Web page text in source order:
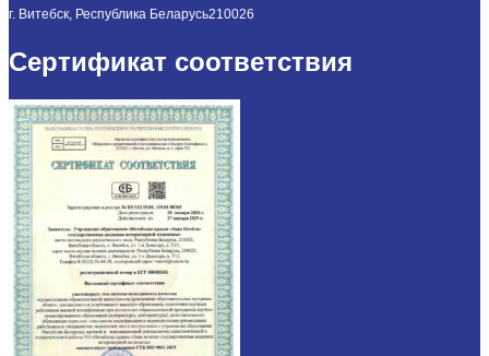
г. Витебск, Республика Беларусь210026
Сертификат соответствия